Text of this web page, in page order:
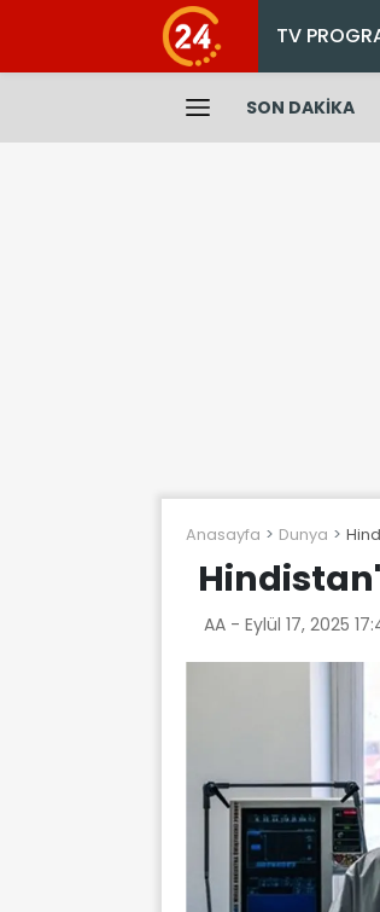
TV
SON DAKİKA
Anasayfa Dunya
AA - Eylül 17, 2025